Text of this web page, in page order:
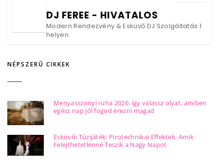
DJ FEREE - HIVATALOS
Modern Rendezvény & Esküvő DJ Szolgáltatás 1
helyen
NÉPSZERŰ CIKKEK
Menyasszonyi ruha 2026: így válassz olyat, amiben
egész nap jól fogod érezni magad
Esküvői Tűzijáték: Pirotechnikai Effektek, Amik
Felejthetetlenné Teszik a Nagy Napot